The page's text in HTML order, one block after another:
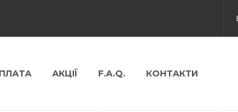
АКЦІЇ F.A.Q. КОНТАКТИ